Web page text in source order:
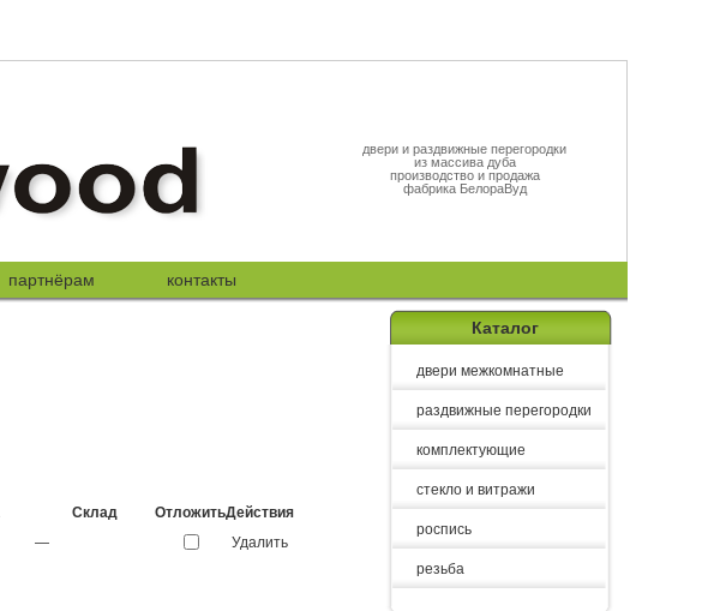
двери и раздвижные перегородки
из массива дуба
производство и продажа
фабрика БелораВуд
партнёрам контакты
Каталог
двери межкомнатные
раздвижные перегородки
комплектующие
стекло и витражи
роспись
резьба
Склад ОтложитьДействия
—
Удалить